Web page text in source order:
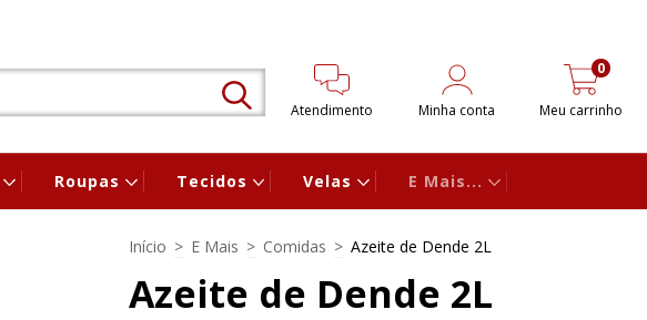
Atendimento Minha conta Meu carrinho
0
Roupas Tecidos Velas E Mais...
Início > E Mais > Comidas > Azeite de Dende 2L
Azeite de Dende 2L